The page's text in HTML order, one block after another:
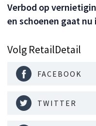
Verbod op
en schoenen gaat nu
Volg RetailDetail
FACEBOOK
TWITTER